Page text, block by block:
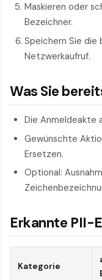
Maskieren oder
Bezeichner.
Speichern Sie die
Netzwerkaufruf.
Was Sie
Die Anmeldeakte
Gewünschte
Ersetzen.
Optional:
Erkannte
Kategorie